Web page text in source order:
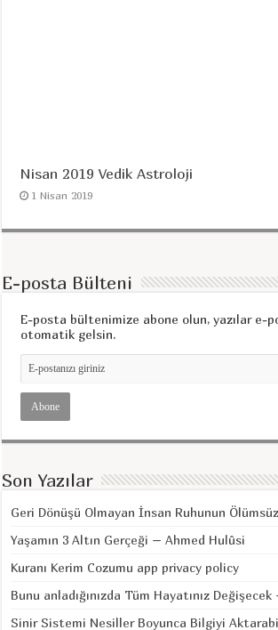
Nisan 2019 Vedik Astroloji
1 Nisan 2019
E-posta Bülteni
E-posta bültenimize abone olun, yazılar e-
otomatik gelsin.
Son Yazılar
Geri Dönüşü Olmayan İnsan Ruhunun
Yaşamın 3 Altın Gerçeği – Ahmed Hulûsi
Kuranı Kerim Cozumu app privacy policy
Bunu anladığınızda Tüm Hayatınız
Sinir Sistemi Nesiller Boyunca Bilgiyi